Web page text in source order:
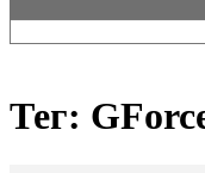
Тег: